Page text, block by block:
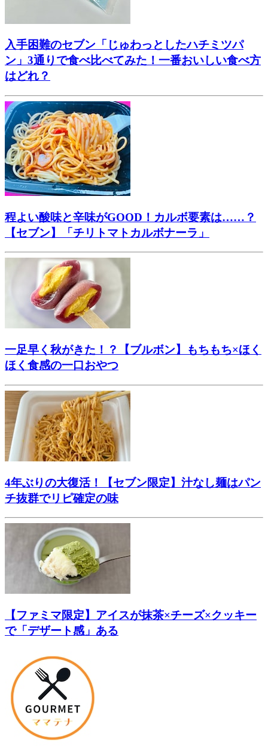
入手困難のセブン「じゅわっとしたハチミツパ
ン」3通りで食べ比べてみた！一番おいしい食べ方
はどれ？
程よい酸味と辛味がGOOD！カルボ要素は……？
【セブン】「チリトマトカルボナーラ」
一足早く秋がきた！？【ブルボン】もちもち×ほく
ほく食感の一口おやつ
4年ぶりの大復活！【セブン限定】汁なし麺はパン
チ抜群でリピ確定の味
【ファミマ限定】アイスが抹茶×チーズ×クッキー
で「デザート感」ある